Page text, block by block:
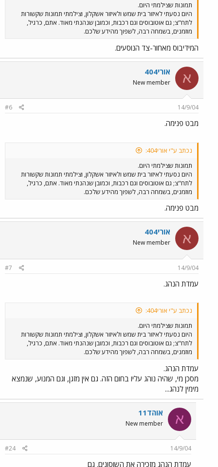
תמונות שצילמתי היום.
היום נסעתי לאיזור בית שמש ולאיזור אשקלון, וצילמתי תמונות שקשורות
לתח"צ; גם אוטובוסים וגם רכבות, וכמובן שנהנתי מאוד. אתם, כרגיל,
מוזמנים, בשמחה רבה, לשפוך מהידע שלכם.
המידיבוס מאחור-צד הנוסעים.
א אורי404
New member
14/9/04
#6
מבט פנימה.
נכתב ע"י אורי404:
תמונות שצילמתי היום.
היום נסעתי לאיזור בית שמש ולאיזור אשקלון, וצילמתי תמונות שקשורות
לתח"צ; גם אוטובוסים וגם רכבות, וכמובן שנהנתי מאוד. אתם, כרגיל,
מוזמנים, בשמחה רבה, לשפוך מהידע שלכם.
מבט פנימה.
א אורי404
New member
14/9/04
#7
עמדת הנהג.
נכתב ע"י אורי404:
תמונות שצילמתי היום.
היום נסעתי לאיזור בית שמש ולאיזור אשקלון, וצילמתי תמונות שקשורות
לתח"צ; גם אוטובוסים וגם רכבות, וכמובן שנהנתי מאוד. אתם, כרגיל,
מוזמנים, בשמחה רבה, לשפוך מהידע שלכם.
עמדת הנהג.
מסכן מי, שהיה נוהג עליו בחום הזה. גם אין מזגן, וגם המנוע, שנמצא
מימין לנהג...
א אוהד11
New member
14/9/04
#24
עמדת הנהג מזכירה את השוסונים. גם